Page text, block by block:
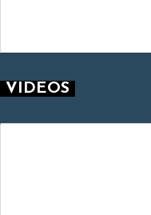
VIDEOS